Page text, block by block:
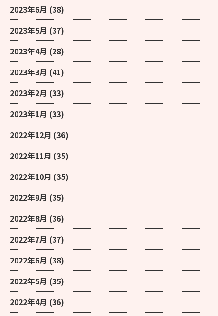
2023年6月 (38)
2023年5月 (37)
2023年4月 (28)
2023年3月 (41)
2023年2月 (33)
2023年1月 (33)
2022年12月 (36)
2022年11月 (35)
2022年10月 (35)
2022年9月 (35)
2022年8月 (36)
2022年7月 (37)
2022年6月 (38)
2022年5月 (35)
2022年4月 (36)